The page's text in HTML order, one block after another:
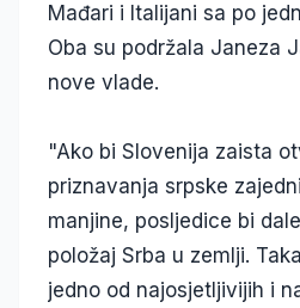
Mađari i Italijani sa po
Oba su podržala Janeza
nove vlade.
"Ako bi Slovenija zaista
priznavanja srpske
manjine, posljedice bi
položaj Srba u zemlji.
jedno od najosjetljivijih i